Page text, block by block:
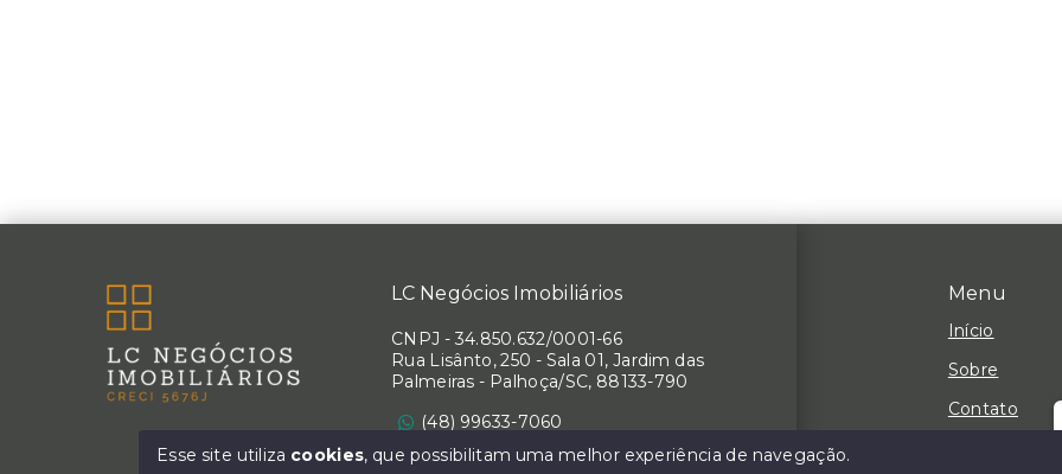
Menu
Início
Sobre
Contato
LC Negócios Imobiliários
CNPJ - 34.850.632/0001-66
Rua Lisânto, 250 - Sala 01, Jardim das
Palmeiras - Palhoça/SC, 88133-790
(48) 99633-7060
Ver e-mail
Esse site utiliza cookies, que possibilitam uma melhor experiência de navegação.